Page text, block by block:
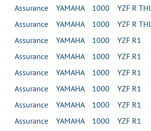
Assurance YAMAHA 1000 YZF R
Assurance YAMAHA 1000 YZF R
Assurance YAMAHA 1000 YZF R1
Assurance YAMAHA 1000 YZF R1
Assurance YAMAHA 1000 YZF R1
Assurance YAMAHA 1000 YZF R1
Assurance YAMAHA 1000 YZF R1
Assurance YAMAHA 1000 YZF R1